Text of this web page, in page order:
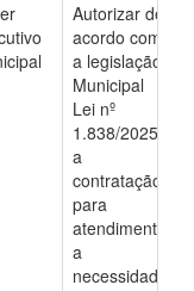
Autorizar de
acordo com
a legislação
Municipal
Lei nº
1.838/2025;
a
contratação,
para
atendimento
a
necessidade